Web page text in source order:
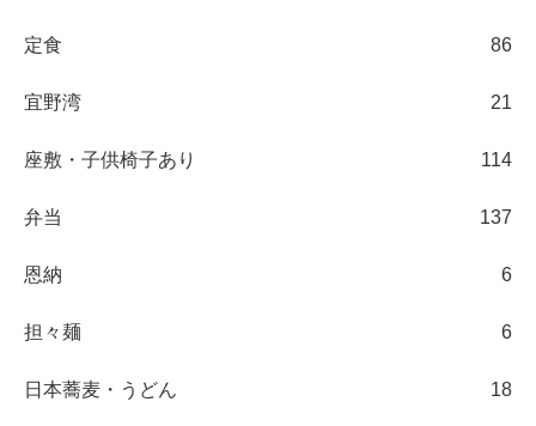
定食 86
宜野湾 21
座敷・子供椅子あり 114
弁当 137
恩納 6
担々麺 6
日本蕎麦・うどん 18